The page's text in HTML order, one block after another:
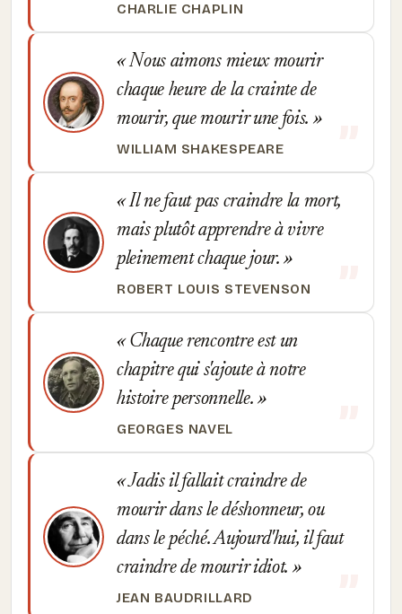
CHARLIE CHAPLIN
Nous aimons mieux mourir
chaque heure de la crainte de
mourir, que mourir une fois.
WILLIAM SHAKESPEARE
Il ne faut pas craindre la mort,
mais plutôt apprendre à vivre
pleinement chaque jour.
ROBERT LOUIS STEVENSON
Chaque rencontre est un
chapitre qui s'ajoute à notre
histoire personnelle.
GEORGES NAVEL
Jadis il fallait craindre de
mourir dans le déshonneur, ou
dans le péché. Aujourd'hui, il faut
craindre de mourir idiot.
JEAN BAUDRILLARD